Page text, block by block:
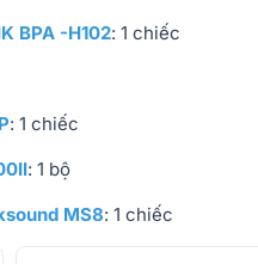
BPA -H102: 1 chiếc
: 1 chiếc
: 1 bộ
MS8: 1 chiếc